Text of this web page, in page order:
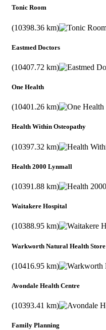
Tonic Room
(10398.36 km)
Eastmed Doctors
(10407.72 km)
One Health
(10401.26 km)
Health Within Osteopathy
(10397.32 km)
Health 2000 Lynmall
(10391.88 km)
Waitakere Hospital
(10388.95 km)
Warkworth Natural Health Store
(10416.95 km)
Avondale Health Centre
(10393.41 km)
Family Planning